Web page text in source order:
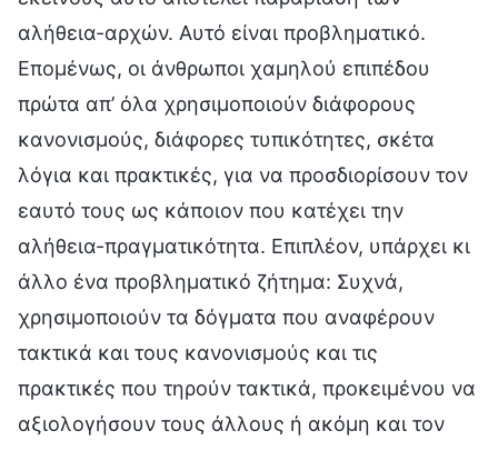
αλήθεια-αρχών. Αυτό είναι προβληματικό.
Επομένως, οι άνθρωποι χαμηλού επιπέδου
πρώτα απ’ όλα χρησιμοποιούν διάφορους
κανονισμούς, διάφορες τυπικότητες, σκέτα
λόγια και πρακτικές, για να προσδιορίσουν τον
εαυτό τους ως κάποιον που κατέχει την
αλήθεια-πραγματικότητα. Επιπλέον, υπάρχει κι
άλλο ένα προβληματικό ζήτημα: Συχνά,
χρησιμοποιούν τα δόγματα που αναφέρουν
τακτικά και τους κανονισμούς και τις
πρακτικές που τηρούν τακτικά, προκειμένου να
αξιολογήσουν τους άλλους ή ακόμη και τον